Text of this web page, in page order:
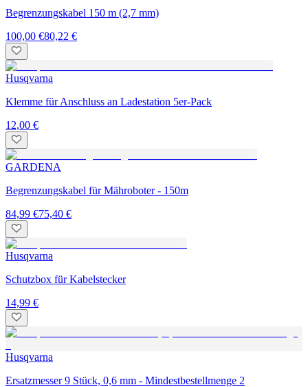
Begrenzungskabel 150 m (2,7 mm)
100,00 €80,22 €
Husqvarna
Klemme für Anschluss an Ladestation 5er-Pack
12,00 €
GARDENA
Begrenzungskabel für Mähroboter - 150m
84,99 €75,40 €
Husqvarna
Schutzbox für Kabelstecker
14,99 €
Husqvarna
Ersatzmesser 9 Stück, 0,6 mm - Mindestbestellmenge 2